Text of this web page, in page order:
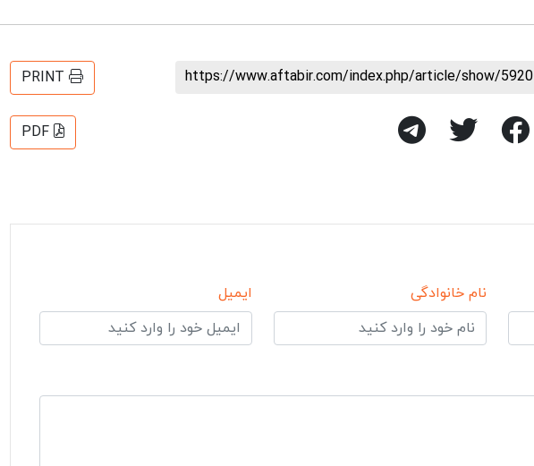
https://www.aftabir.com/index.php/article/show/5920
PRINT
PDF
نام خانوادگی ایمیل